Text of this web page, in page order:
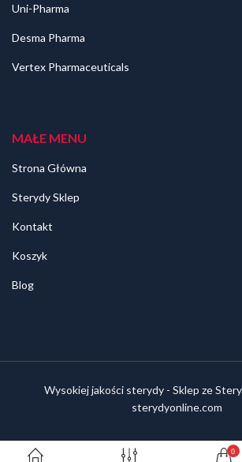
Uni-Pharma
Desma Pharma
Vertex Pharmaceuticals
MAŁE MENU
Strona Główna
Sterydy Sklep
Kontakt
Koszyk
Blog
Wysokiej jakości sterydy - Sklep ze
sterydyonline.com
0